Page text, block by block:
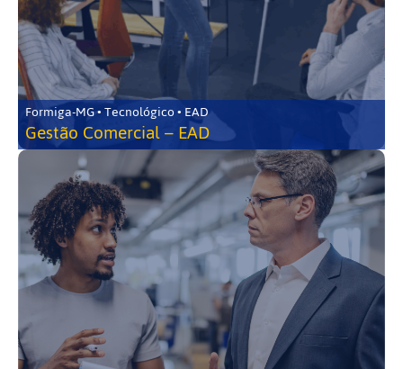
Formiga-MG • Tecnológico • EAD
Gestão Comercial – EAD